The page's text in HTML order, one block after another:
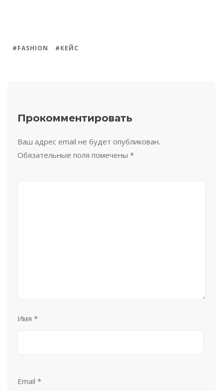
FASHION КЕЙС
Прокомментировать
Ваш адрес email не будет опубликован.
Обязательные поля помечены *
Имя *
Email *